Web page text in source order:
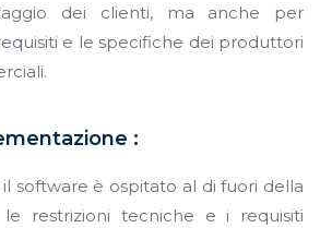
dei clienti, ma anche per
e le specifiche dei produttori
:
software è ospitato al di fuori della
restrizioni tecniche e i requisiti